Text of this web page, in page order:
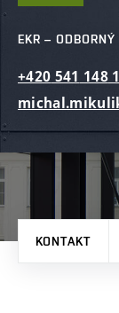
EKR –
+420 541 148
KONTAKT